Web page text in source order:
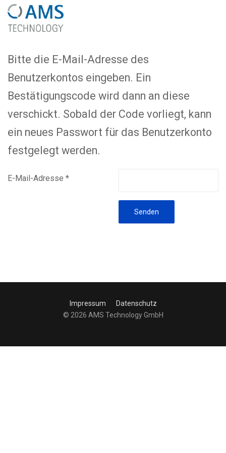
Bitte die E-Mail-Adresse des
Benutzerkontos eingeben. Ein
Bestätigungscode wird dann an diese
verschickt. Sobald der Code vorliegt, kann
ein neues Passwort für das Benutzerkonto
festgelegt werden.
E-Mail-Adresse *
Senden
Impressum
Datenschutz
© 2026 AMS Technology GmbH